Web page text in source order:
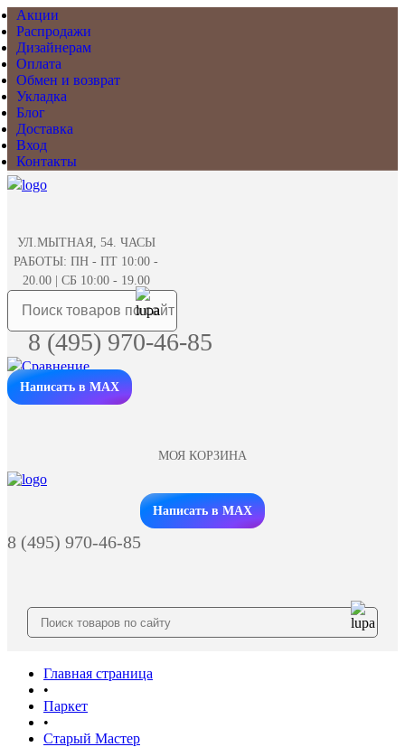
Акции
Распродажи
Дизайнерам
Оплата
Обмен и возврат
Укладка
Блог
Доставка
Вход
Контакты
УЛ.МЫТНАЯ, 54. ЧАСЫ
РАБОТЫ: ПН - ПТ 10:00 -
20.00 | СБ 10:00 - 19.00
8 (495) 970-46-85
Написать в MAX
МОЯ КОРЗИНА
Заказать звонок
Написать в MAX
8 (495) 970-46-85
Главная страница
•
Паркет
•
Старый Мастер